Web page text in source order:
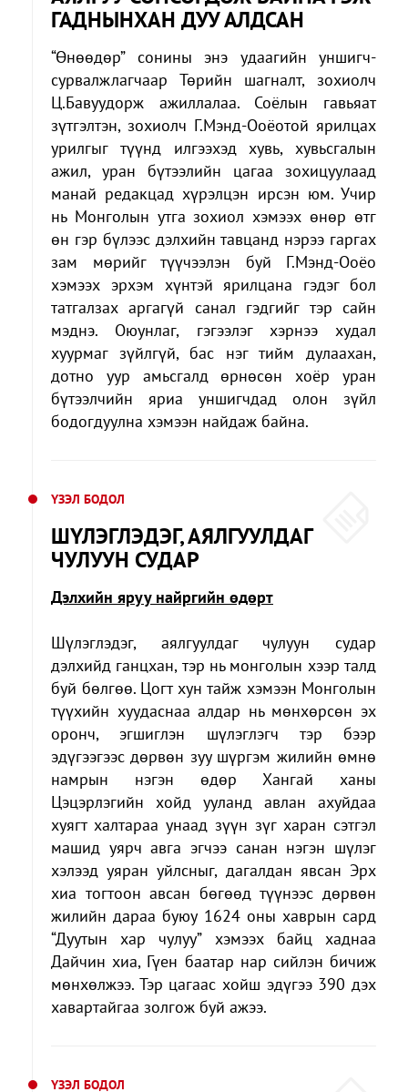
ГАДНЫНХАН ДУУ АЛДСАН
“Өнөөдөр” сонины энэ удаагийн уншигч-
сурвалжлагчаар Төрийн шагналт, зохиолч
Ц.Бавуудорж ажиллалаа. Соёлын гавьяат
зүтгэлтэн, зохиолч Г.Мэнд-Ооёотой ярилцах
урилгыг түүнд илгээхэд хувь, хувьсгалын
ажил, уран бүтээлийн цагаа зохицуулаад
манай редакцад хүрэлцэн ирсэн юм. Учир
нь Монголын утга зохиол хэмээх өнөр өтг
өн гэр бүлээс дэлхийн тавцанд нэрээ гаргах
зам мөрийг түүчээлэн буй Г.Мэнд-Ооёо
хэмээх эрхэм хүнтэй ярилцана гэдэг бол
татгалзах аргагүй санал гэдгийг тэр сайн
мэднэ. Оюунлаг, гэгээлэг хэрнээ худал
хуурмаг зүйлгүй, бас нэг тийм дулаахан,
дотно уур амьсгалд өрнөсөн хоёр уран
бүтээлчийн яриа уншигчдад олон зүйл
бодогдуулна хэмээн найдаж байна.
ҮЗЭЛ БОДОЛ
ШҮЛЭГЛЭДЭГ, АЯЛГУУЛДАГ
ЧУЛУУН СУДАР
Дэлхийн яруу найргийн өдөрт
Шүлэглэдэг, аялгуулдаг чулуун судар
дэлхийд ганцхан, тэр нь монголын хээр талд
буй бөлгөө. Цогт хун тайж хэмээн Монголын
түүхийн хуудаснаа алдар нь мөнхөрсөн эх
оронч, эгшиглэн шүлэглэгч тэр бээр
эдүгээгээс дөрвөн зуу шүргэм жилийн өмнө
намрын нэгэн өдөр Хангай ханы
Цэцэрлэгийн хойд ууланд авлан ахуйдаа
хуягт халтараа унаад зүүн зүг харан сэтгэл
машид уярч авга эгчээ санан нэгэн шүлэг
хэлээд уяран уйлсныг, дагалдан явсан Эрх
хиа тогтоон авсан бөгөөд түүнээс дөрвөн
жилийн дараа буюу 1624 оны хаврын сард
“Дуутын хар чулуу” хэмээх байц хаднаа
Дайчин хиа, Гүен баатар нар сийлэн бичиж
мөнхөлжээ. Тэр цагаас хойш эдүгээ 390 дэх
хавартайгаа золгож буй ажээ.
ҮЗЭЛ БОДОЛ